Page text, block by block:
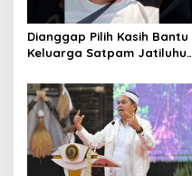
Dianggap Pilih Kasih Bantu
Keluarga Satpam Jatiluhur
Penjelasan Dedi Mulyadi